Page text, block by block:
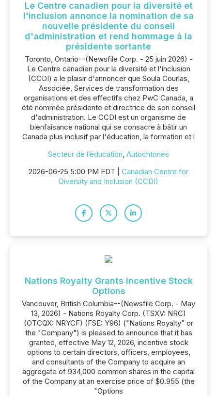
Le Centre canadien pour la diversité et
l'inclusion annonce la nomination de sa
nouvelle présidente du conseil
d'administration et rend hommage à la
présidente sortante
Toronto, Ontario--(Newsfile Corp. - 25 juin 2026) -
Le Centre canadien pour la diversité et l'inclusion
(CCDI) a le plaisir d'annoncer que Soula Courlas,
Associée, Services de transformation des
organisations et des effectifs chez PwC Canada, a
été nommée présidente et directrice de son conseil
d'administration. Le CCDI est un organisme de
bienfaisance national qui se consacre à bâtir un
Canada plus inclusif par l'éducation, la formation et l
Secteur de l’éducation, Autochtones
2026-06-25 5:00 PM EDT | Canadian Centre for
Diversity and Inclusion (CCDI)
Nations Royalty Grants Incentive Stock
Options
Vancouver, British Columbia--(Newsfile Corp. - May
13, 2026) - Nations Royalty Corp. (TSXV: NRC)
(OTCQX: NRYCF) (FSE: Y96) ("Nations Royalty" or
the "Company") is pleased to announce that it has
granted, effective May 12, 2026, incentive stock
options to certain directors, officers, employees,
and consultants of the Company to acquire an
aggregate of 934,000 common shares in the capital
of the Company at an exercise price of $0.955 (the
"Options